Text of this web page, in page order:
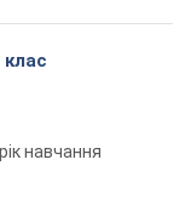
зошит 4 рік навчання